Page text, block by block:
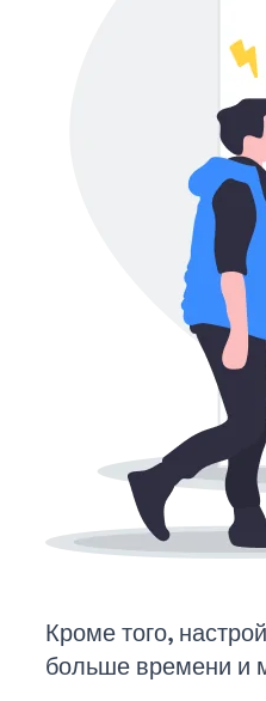
Кроме того,
больше времени и